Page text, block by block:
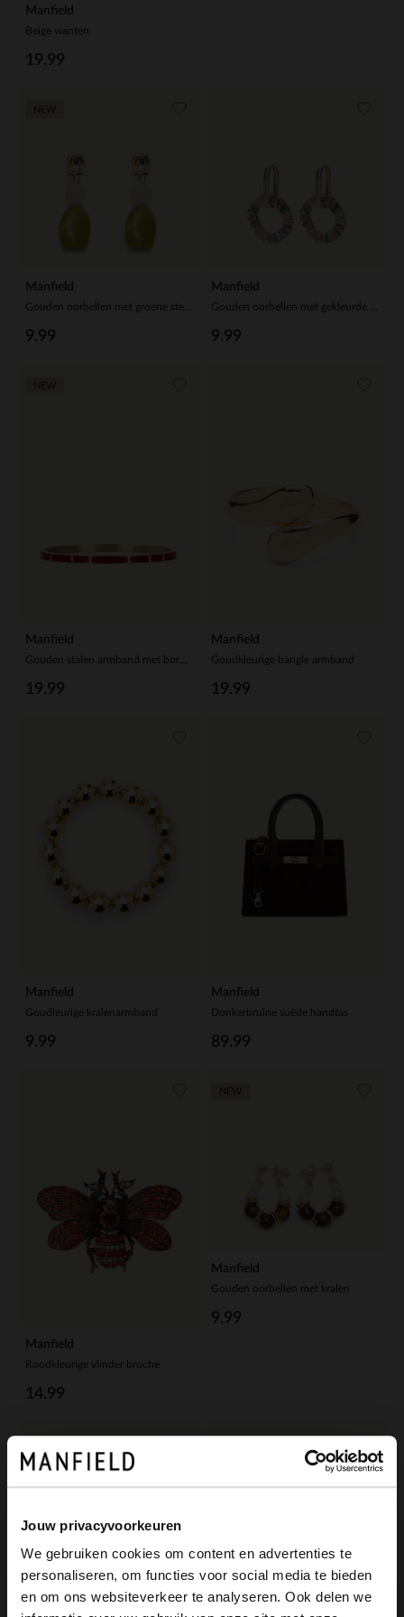
Jouw privacyvoorkeuren
We gebruiken cookies om content en advertenties te
personaliseren, om functies voor social media te bieden
en om ons websiteverkeer te analyseren. Ook delen we
Manfield
Beige wanten
19.99
Manfield
Gouden oorbellen met groene steentjes
9.99
Manfield
Gouden oorbellen met gekleurde details
9.99
Manfield
19.99
Manfield
Goudkleurige bangle armband
19.99
Manfield
Goudleurige kralenarmband
9.99
Manfield
Donkerbruine suède handtas
89.99
Manfield
Roodkleurige vlinder broche
14.99
Manfield
Gouden oorbellen met kralen
9.99
×
View this website in English?